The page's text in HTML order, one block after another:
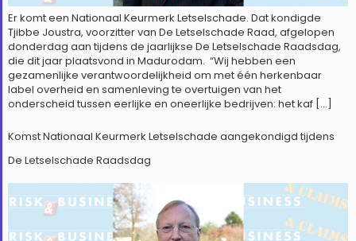
Er komt een Nationaal Keurmerk Letselschade. Dat kondigde
Tjibbe Joustra, voorzitter van De Letselschade Raad, afgelopen
donderdag aan tijdens de jaarlijkse De Letselschade Raadsdag,
die dit jaar plaatsvond in Madurodam. “Wij hebben een
gezamenlijke verantwoordelijkheid om met één herkenbaar
label overheid en samenleving te overtuigen van het
onderscheid tussen eerlijke en oneerlijke bedrijven: het kaf […]
Komst Nationaal Keurmerk Letselschade aangekondigd tijdens
De Letselschade Raadsdag